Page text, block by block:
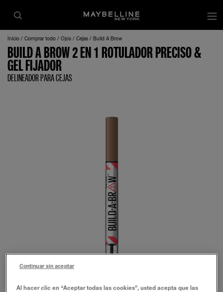
Inicio Comprar todo Ojos Cejas Build A Brow
BUILD A BROW ​2 EN 1 ROTULADOR PRECISO &
GEL FIJADOR
DELINEADOR PARA CEJAS
PRUÉBALO
Al hacer clic en “Aceptar todas las cookies”, usted acepta que las
Continuar sin aceptar